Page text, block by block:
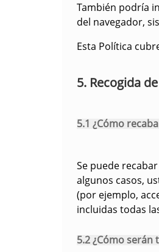
También podría
del navegador,
Esta Política
5. Recogida
5.1 ¿Cómo
Se puede
algunos casos,
(por ejemplo,
incluidas todas
5.2 ¿Cómo serán